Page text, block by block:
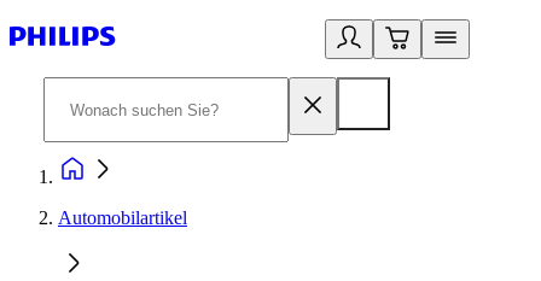
Automobilartikel